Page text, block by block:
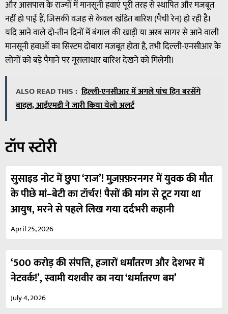
और आसपास के राज्यों में मानसूनी हवाएं पूरी तरह से स्थापित और मजबूत
नहीं हो पाई हैं, जिसकी वजह से केवल खंडित बारिश (पैची रेन) हो रही है।
यदि आने वाले दो-तीन दिनों में बंगाल की खाड़ी या अरब सागर से आने वाली
मानसूनी हवाओं का सिस्टम दोबारा मजबूत होता है, तभी दिल्ली-एनसीआर के
लोगों को बड़े पैमाने पर मूसलाधार बारिश देखने को मिलेगी।
ALSO READ THIS : दिल्ली-एनसीआर में अगले पांच दिन बरसेंगे
बादल, आईएमडी ने जारी किया येलो अलर्ट
टॉप स्टोरी
सुसाइड नोट में छुपा ‘राज’! मुज़फ़्फ़रनगर में युवक की मौत
के पीछे मां–बेटी का टॉर्चर! पैसों की मांग से टूट गया था
आयुष, मरने से पहले लिख गया दर्दभरी कहानी
April 25, 2026
‘500 करोड़ की संपत्ति, हजारों धर्मांतरण और देशभर में
नेटवर्क!’, स्वामी यशवीर का नया ‘धर्मांतरण बम’
July 4, 2026